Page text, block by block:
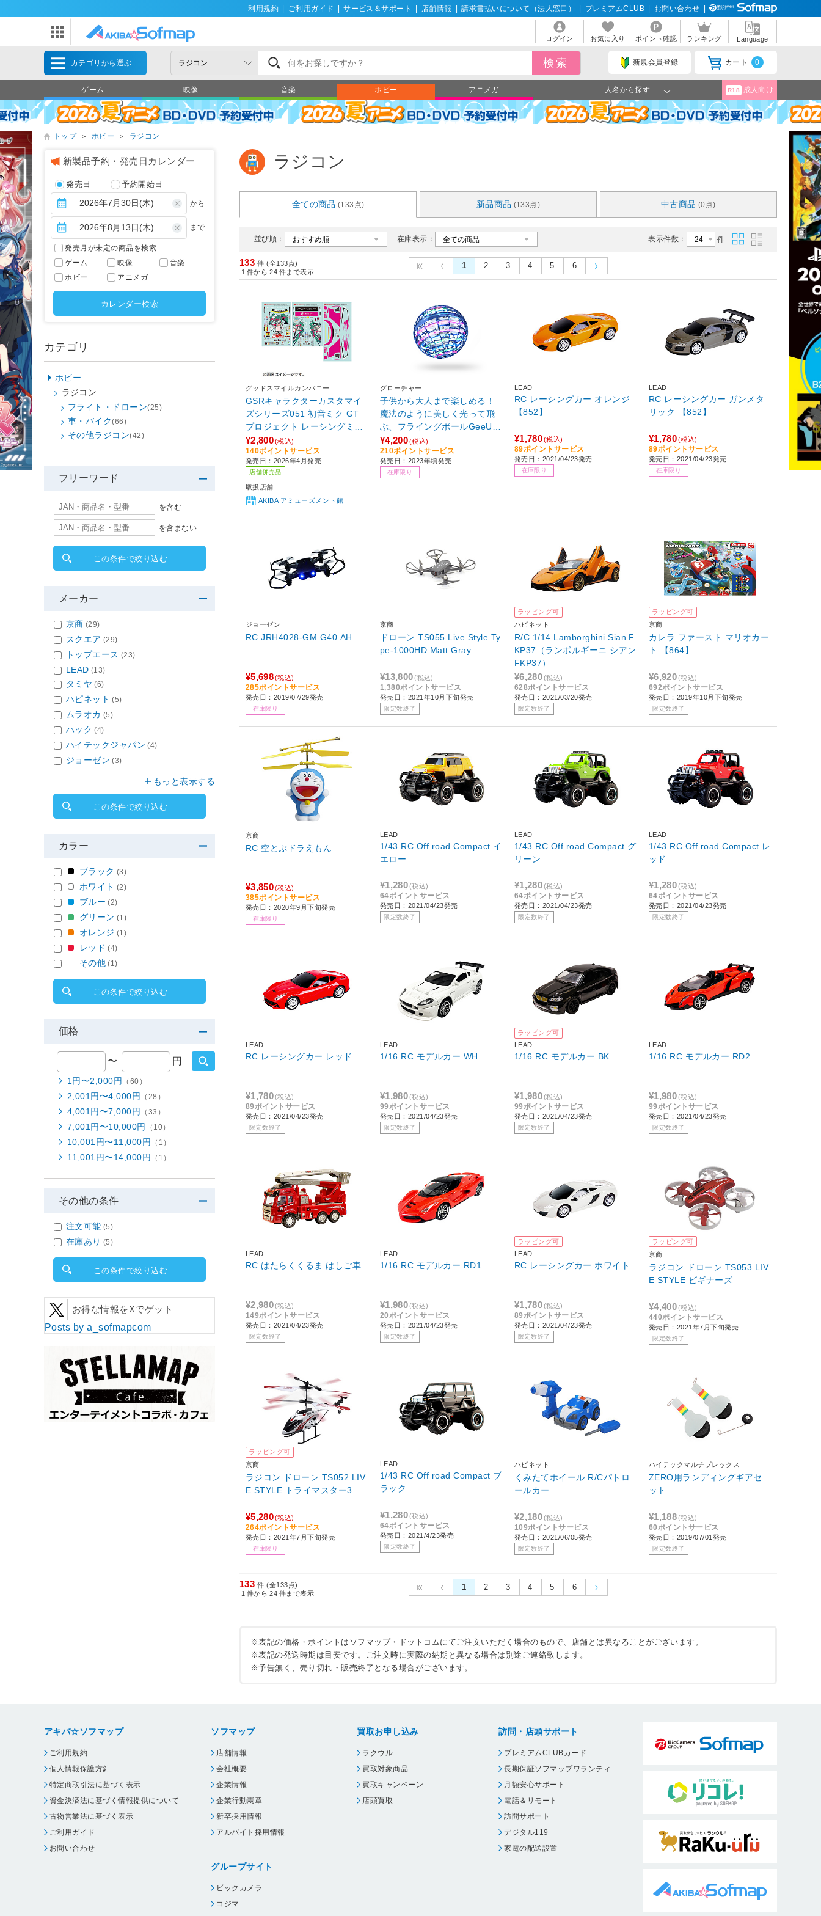
利用規約 ご利用ガイド サービス＆サポート 店舗情報 請求書払いについて（法人窓口） プレミアムCLUB お問い合わせ
ログイン お気に入り ポイント確認 ランキング Language
カテゴリから選ぶ 新規会員登録 カート 0
ゲーム 映像 音楽 ホビー アニメガ 人名から探す R18 成人向け
トップ ＞ ホビー ＞ ラジコン
ラジコン
全ての商品 (133点) 新品商品 (133点) 中古商品 (0点)
並び順： 在庫表示： 表示件数： 件
133 件 (全133点)
1 件から 24 件まで表示
1 2 3 4 5 6
グッドスマイルカンパニー
GSRキャラクターカスタマイ
ズシリーズ051 初音ミク GT
プロジェクト レーシングミク
2025Ver. 1/10scale用ステッ
カーセット 【sof001】
¥2,800(税込)
140ポイントサービス
発売日：2026年4月発売
店舗併売品
取扱店舗
AKIBA アミューズメント館
グローチャー
子供から大人まで楽しめる！
魔法のように美しく光って飛
ぶ、フライングボールGeeUF
O X1【多様な遊び方／子供に
も安全／LEDライト／ギフト
に】ブルー Gloture GeeUFO-
x1-bl
¥4,200(税込)
210ポイントサービス
発売日：2023年頃発売
在庫限り
LEAD
RC レーシングカー オレンジ
【852】
¥1,780(税込)
89ポイントサービス
発売日：2021/04/23発売
在庫限り
LEAD
RC レーシングカー ガンメタ
リック 【852】
¥1,780(税込)
89ポイントサービス
発売日：2021/04/23発売
在庫限り
ジョーゼン
RC JRH4028-GM G40 AH
¥5,698(税込)
285ポイントサービス
発売日：2019/07/29発売
在庫限り
京商
ドローン TS055 Live Style Ty
pe-1000HD Matt Gray
¥13,800(税込)
1,380ポイントサービス
発売日：2021年10月下旬発売
限定数終了
ラッピング可
ハピネット
R/C 1/14 Lamborghini Sian F
KP37（ランボルギーニ シアン
FKP37）
¥6,280(税込)
628ポイントサービス
発売日：2021/03/20発売
限定数終了
ラッピング可
京商
カレラ ファースト マリオカー
ト 【864】
¥6,920(税込)
692ポイントサービス
発売日：2019年10月下旬発売
限定数終了
京商
RC 空とぶドラえもん
¥3,850(税込)
385ポイントサービス
発売日：2020年9月下旬発売
在庫限り
LEAD
1/43 RC Off road Compact イ
エロー
¥1,280(税込)
64ポイントサービス
発売日：2021/04/23発売
限定数終了
LEAD
1/43 RC Off road Compact グ
リーン
¥1,280(税込)
64ポイントサービス
発売日：2021/04/23発売
限定数終了
LEAD
1/43 RC Off road Compact レ
ッド
¥1,280(税込)
64ポイントサービス
発売日：2021/04/23発売
限定数終了
LEAD
RC レーシングカー レッド
¥1,780(税込)
89ポイントサービス
発売日：2021/04/23発売
限定数終了
LEAD
1/16 RC モデルカー WH
¥1,980(税込)
99ポイントサービス
発売日：2021/04/23発売
限定数終了
ラッピング可
LEAD
1/16 RC モデルカー BK
¥1,980(税込)
99ポイントサービス
発売日：2021/04/23発売
限定数終了
LEAD
1/16 RC モデルカー RD2
¥1,980(税込)
99ポイントサービス
発売日：2021/04/23発売
限定数終了
LEAD
RC はたらくくるま はしご車
¥2,980(税込)
149ポイントサービス
発売日：2021/04/23発売
限定数終了
LEAD
1/16 RC モデルカー RD1
¥1,980(税込)
20ポイントサービス
発売日：2021/04/23発売
限定数終了
ラッピング可
LEAD
RC レーシングカー ホワイト
¥1,780(税込)
89ポイントサービス
発売日：2021/04/23発売
限定数終了
ラッピング可
京商
ラジコン ドローン TS053 LIV
E STYLE ビギナーズ
¥4,400(税込)
440ポイントサービス
発売日：2021年7月下旬発売
限定数終了
ラッピング可
京商
ラジコン ドローン TS052 LIV
E STYLE トライマスター3
¥5,280(税込)
264ポイントサービス
発売日：2021年7月下旬発売
在庫限り
LEAD
1/43 RC Off road Compact ブ
ラック
¥1,280(税込)
64ポイントサービス
発売日：2021/4/23発売
限定数終了
ハピネット
くみたてホイール R/Cパトロ
ールカー
¥2,180(税込)
109ポイントサービス
発売日：2021/06/05発売
限定数終了
ハイテックマルチプレックス
ZERO用ランディングギアセ
ット
¥1,188(税込)
60ポイントサービス
発売日：2019/07/01発売
限定数終了
133 件 (全133点)
1 件から 24 件まで表示
1 2 3 4 5 6
※表記の価格・ポイントはソフマップ・ドットコムにてご注文いただく場合のもので、店舗とは異なることがございます。
※表記の発送時期は目安です。ご注文時に実際の納期と異なる場合は別途ご連絡致します。
※予告無く、売り切れ・販売終了となる場合がございます。
新製品予約・発売日カレンダー
発売日 予約開始日
から
まで
発売月が未定の商品を検索
ゲーム
映像
音楽
ホビー
アニメガ
カレンダー検索
カテゴリ
ホビー
ラジコン
フライト・ドローン(25)
車・バイク(66)
その他ラジコン(42)
フリーワード
を含む
を含まない
この条件で絞り込む
メーカー
京商 (29)
スクエア (29)
トップエース (23)
LEAD (13)
タミヤ (6)
ハピネット (5)
ムラオカ (5)
ハック (4)
ハイテックジャパン (4)
ジョーゼン (3)
もっと表示する
この条件で絞り込む
カラー
ブラック (3)
ホワイト (2)
ブルー (2)
グリーン (1)
オレンジ (1)
レッド (4)
その他 (1)
この条件で絞り込む
価格
〜 円
1円〜2,000円 （60）
2,001円〜4,000円 （28）
4,001円〜7,000円 （33）
7,001円〜10,000円 （10）
10,001円〜11,000円 （1）
11,001円〜14,000円 （1）
その他の条件
注文可能 (5)
在庫あり (5)
この条件で絞り込む
お得な情報をXでゲット
Posts by a_sofmapcom
アキバ☆ソフマップ
ご利用規約
個人情報保護方針
特定商取引法に基づく表示
資金決済法に基づく情報提供について
古物営業法に基づく表示
ご利用ガイド
お問い合わせ
ソフマップ
店舗情報
会社概要
企業情報
企業行動憲章
新卒採用情報
アルバイト採用情報
グループサイト
ビックカメラ
コジマ
買取お申し込み
ラクウル
買取対象商品
買取キャンペーン
店頭買取
訪問・店頭サポート
プレミアムCLUBカード
長期保証ソフマップワランティ
月額安心サポート
電話＆リモート
訪問サポート
デジタル119
家電の配送設置